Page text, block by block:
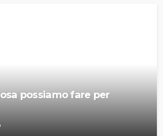
possiamo fare per